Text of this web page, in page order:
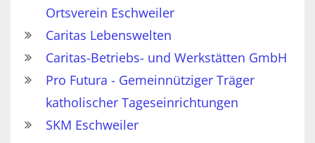
Ortsverein Eschweiler
Caritas Lebenswelten
Caritas-Betriebs- und Werkstätten GmbH
Pro Futura - Gemeinnütziger Träger
katholischer Tageseinrichtungen
SKM Eschweiler